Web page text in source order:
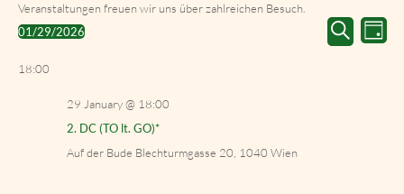
Veranstaltungen freuen wir uns über zahlreichen Besuch.
Events
Search
Search
Event
Views
Day
01/29/2026
date.
18:00
29 January @ 18:00
2. DC (TO lt. GO)*
Auf der Bude Blechturmgasse 20, 1040 Wien